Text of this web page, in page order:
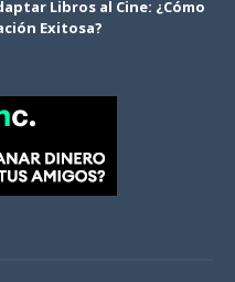
Libros al Cine: ¿Cómo
Exitosa?